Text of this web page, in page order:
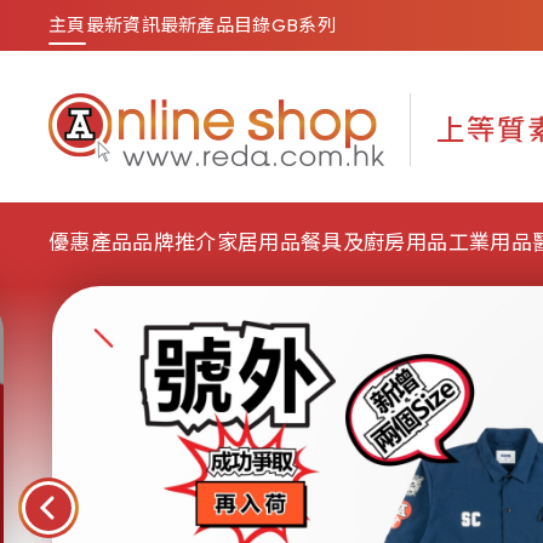
主頁最新資訊最新產品目錄GB系列
優惠產品品牌推介家居用品餐具及廚房用品工業用品